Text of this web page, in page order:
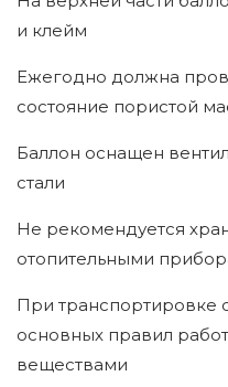
и клейм
Ежегодно должна
состояние пористой
Баллон оснащен
стали
Не рекомендуется
отопительными
При транспортировке
основных правил
веществами